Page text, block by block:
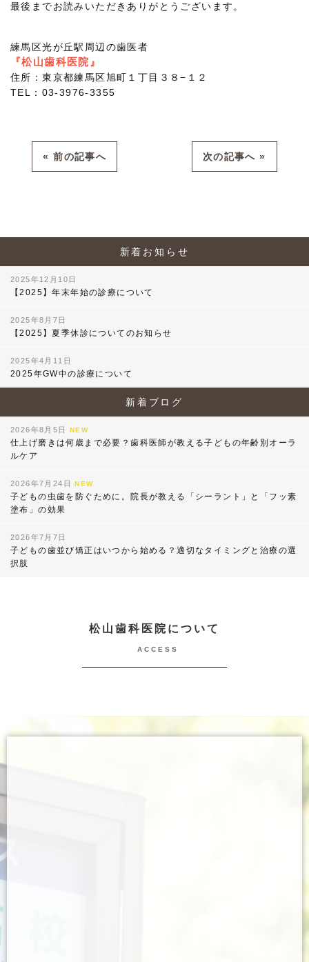
最後までお読みいただきありがとうございます。
練馬区光が丘駅周辺の歯医者
『松山歯科医院』
住所：東京都練馬区旭町１丁目３８−１２
TEL：03-3976-3355
« 前の記事へ 次の記事へ »
新着お知らせ
2025年12月10日
【2025】年末年始の診療について
2025年8月7日
【2025】夏季休診についてのお知らせ
2025年4月11日
2025年GW中の診療について
新着ブログ
2026年8月5日NEW
仕上げ磨きは何歳まで必要？歯科医師が教える子どもの年齢別オーラ
ルケア
2026年7月24日NEW
子どもの虫歯を防ぐために。院長が教える「シーラント」と「フッ素
塗布」の効果
2026年7月7日
子どもの歯並び矯正はいつから始める？適切なタイミングと治療の選
択肢
松山歯科医院について
ACCESS